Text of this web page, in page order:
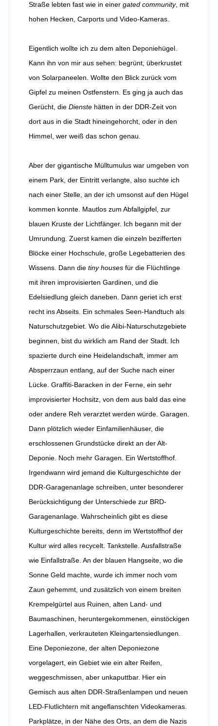
Straße lebten fast wie in einer gated community, mit
hohen Hecken, Carports und Video-Kameras.
Eigentlich wollte ich zu dem alten Deponiehügel.
Kann ihn von mir aus sehen: begrünt, überkrustet
von Solarpaneelen. Wollte den Blick zurück vom
Gipfel zu meinen Ostfenstern. Es ging ja auch das
Gerücht, die Dienstehätten in der DDR-Zeit von
dort aus in die Stadt hineingehorcht, oder in den
Himmel, wer weiß das schon genau.
Aber der gigantische Mülltumulus war umgeben von
einem Park, der Eintritt verlangte, also suchte ich
nach einer Stelle, an der ich umsonst auf den Hügel
kommen konnte. Mautlos zum Abfallgipfel, zur
blauen Kruste der Lichtfänger. Ich begann mit der
Umrundung. Zuerst kamen die einzeln bezifferten
Blöcke einer Hochschule, große Legebatterien des
Wissens. Dann die tiny housesfür die Flüchtlinge
mit ihren improvisierten Gardinen, und die
Edelsiedlung gleich daneben. Dann geriet ich erst
recht ins Abseits. Ein schmales Seen-Handtuch als
Naturschutzgebiet. Wo die Alibi-Naturschutzgebiete
beginnen, bist du wirklich am Rand der Stadt. Ich
spazierte durch eine Heidelandschaft, immer am
Absperrzaun entlang, auf der Suche nach einer
Lücke. Graffiti-Baracken in der Ferne, ein sehr
improvisierter Hochsitz, von dem aus bald das eine
oder andere Reh verarztet werden würde. Garagen.
Dann plötzlich wieder Einfamilienhäuser, die
erschlossenen Grundstücke direkt an der Alt-
Deponie. Noch mehr Garagen. Ein Wertstoffhof.
Irgendwann wird jemand die Kulturgeschichte der
DDR-Garagenanlage schreiben, unter besonderer
Berücksichtigung der Unterschiede zur BRD-
Garagenanlage. Wahrscheinlich gibt es diese
Kulturgeschichte bereits, denn im Wertstoffhof der
Kultur wird alles recycelt. Tankstelle. Ausfallstraße
wie Einfallstraße. An der blauen Hangseite, wo die
Sonne Geld machte, wurde ich immer noch vom
Zaun gehemmt, und zusätzlich von einem breiten
Krempelgürtel aus Ruinen, alten Land- und
Baumaschinen, heruntergekommenen, einstöckigen
Lagerhallen, verkrauteten Kleingartensiedlungen.
Eine Deponiezone, der alten Deponiezone
vorgelagert, ein Gebiet wie ein alter Reifen,
weggeschmissen, aber unkaputtbar. Hier ein
Gemisch aus alten DDR-Straßenlampen und neuen
LED-Flutlichtern mit angeflanschten Videokameras.
Parkplätze, in der Nähe des Orts, an dem die Nazis